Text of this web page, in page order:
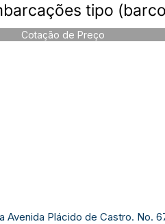
tipo
Cotação de Preço
Plácido de Castro. No.